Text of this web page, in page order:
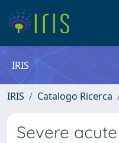
IRIS
IRIS Catalogo Ricerca
Severe